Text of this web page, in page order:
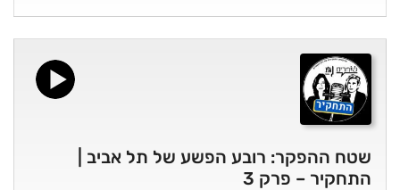
שטח ההפקר: רובע הפשע של תל אביב |
התחקיר – פרק 3